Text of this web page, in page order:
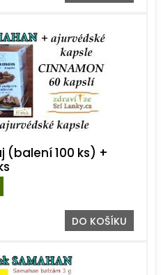
(balení 100 ks) +
DO KOŠÍKU